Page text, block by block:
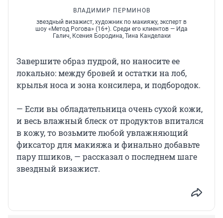
ВЛАДИМИР ПЕРМИНОВ
звездный визажист, художник по макияжу, эксперт в
шоу «Метод Рогова» (16+). Среди его клиентов — Ида
Галич, Ксения Бородина, Тина Канделаки
Завершите образ пудрой, но наносите ее
локально: между бровей и остатки на лоб,
крылья носа и зона консилера, и подбородок.
— Если вы обладательница очень сухой кожи,
и весь влажный блеск от продуктов впитался
в кожу, то возьмите любой увлажняющий
фиксатор для макияжа и финально добавьте
пару пшиков, — рассказал о последнем шаге
звездный визажист.